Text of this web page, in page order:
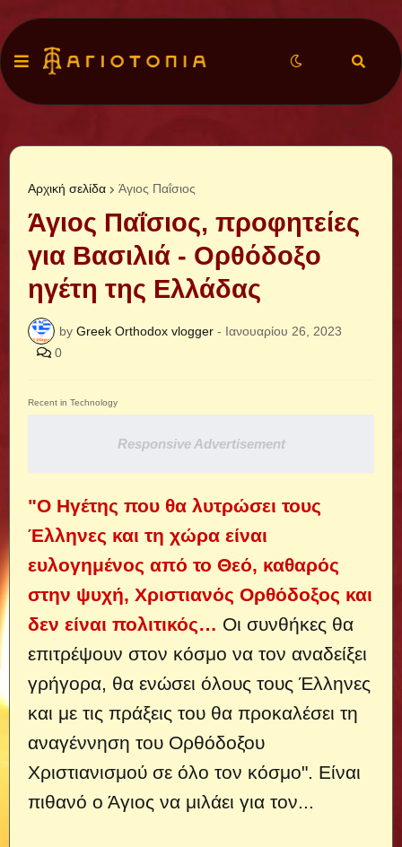
Αρχική σελίδα Άγιος Παΐσιος
Άγιος Παΐσιος, προφητείες
για Βασιλιά - Ορθόδοξο
ηγέτη της Ελλάδας
by Greek Orthodox vlogger - Ιανουαρίου 26, 2023
0
Recent in Technology
Responsive Advertisement
"Ο Ηγέτης που θα λυτρώσει τους
Έλληνες και τη χώρα είναι
ευλογημένος από το Θεό, καθαρός
στην ψυχή, Χριστιανός Ορθόδοξος και
δεν είναι πολιτικός… Οι συνθήκες θα
επιτρέψουν στον κόσμο να τον αναδείξει
γρήγορα, θα ενώσει όλους τους Έλληνες
και με τις πράξεις του θα προκαλέσει τη
αναγέννηση του Ορθόδοξου
Χριστιανισμού σε όλο τον κόσμο". Είναι
πιθανό ο Άγιος να μιλάει για τον...